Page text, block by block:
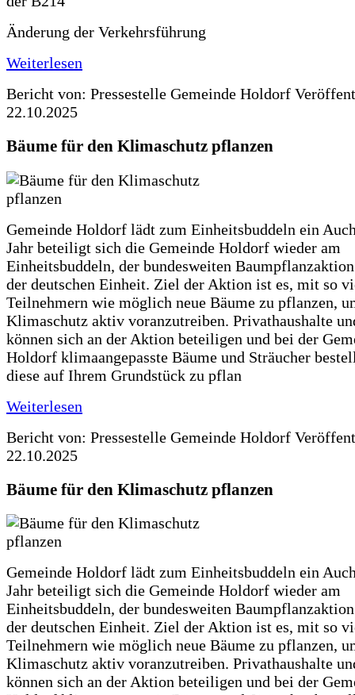
Änderung der Verkehrsführung
Weiterlesen
Bericht von: Pressestelle Gemeinde Holdorf
22.10.2025
Bäume für den Klimaschutz pflanzen
Gemeinde Holdorf lädt zum Einheitsbuddeln ein
Jahr beteiligt sich die Gemeinde Holdorf wieder am
Einheitsbuddeln, der bundesweiten
der deutschen Einheit. Ziel der Aktion ist es, mit so
Teilnehmern wie möglich neue Bäume zu pflanzen,
Klimaschutz aktiv voranzutreiben. Privathaushalte
können sich an der Aktion beteiligen und bei der
Holdorf klimaangepasste Bäume und Sträucher
diese auf Ihrem Grundstück zu pflan
Weiterlesen
Bericht von: Pressestelle Gemeinde Holdorf
22.10.2025
Bäume für den Klimaschutz pflanzen
Gemeinde Holdorf lädt zum Einheitsbuddeln ein
Jahr beteiligt sich die Gemeinde Holdorf wieder am
Einheitsbuddeln, der bundesweiten
der deutschen Einheit. Ziel der Aktion ist es, mit so
Teilnehmern wie möglich neue Bäume zu pflanzen,
Klimaschutz aktiv voranzutreiben. Privathaushalte
können sich an der Aktion beteiligen und bei der